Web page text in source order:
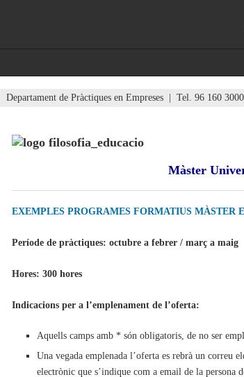
| Departament de Pràctiques en Empreses | Tel. 96 160
Màster
EXEMPLES PROGRAMES FORMATIUS MÀSTER
Període de pràctiques: octubre a febrer / març a maig
Hores: 300 hores
Indicacions per a l’emplenament de l’oferta:
Aquells camps amb * són obligatoris, de no ser
Una vegada emplenada l’oferta es rebrà un correu
electrònic que s’indique com a email de la persona